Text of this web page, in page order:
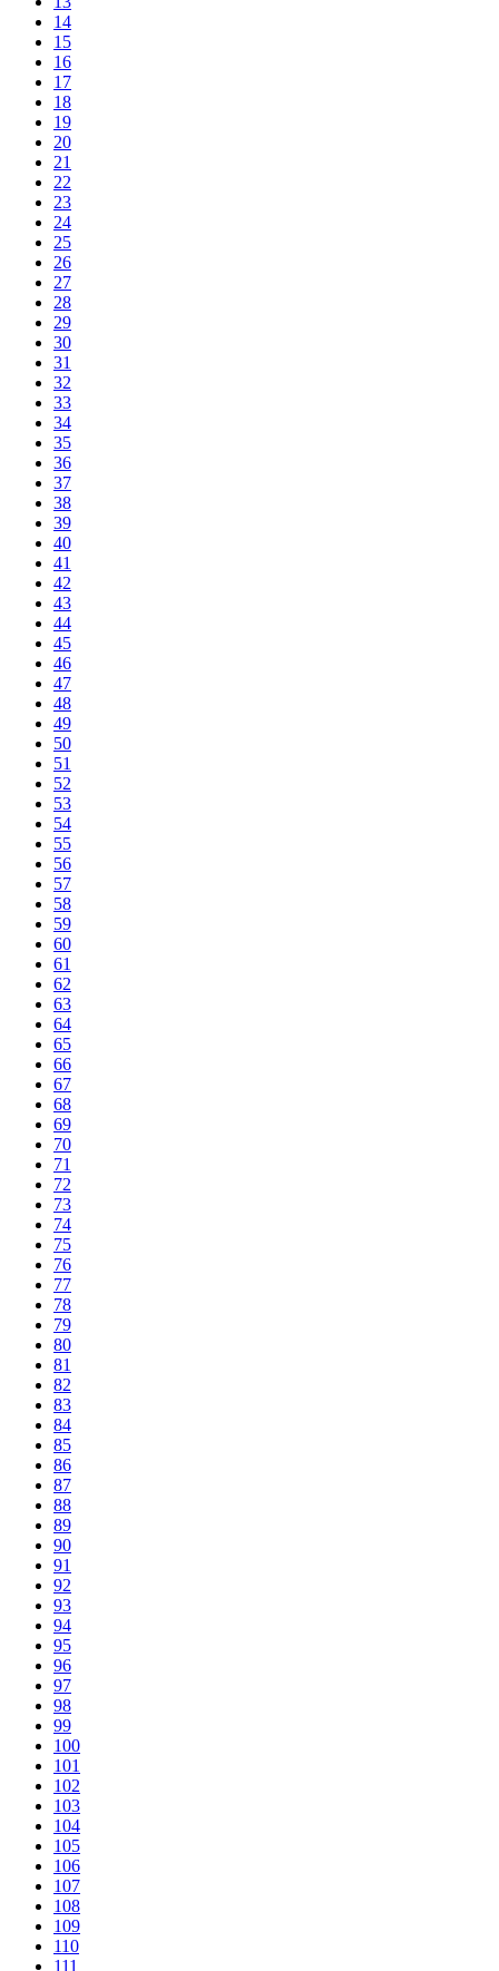
14
15
16
17
18
19
20
21
22
23
24
25
26
27
28
29
30
31
32
33
34
35
36
37
38
39
40
41
42
43
44
45
46
47
48
49
50
51
52
53
54
55
56
57
58
59
60
61
62
63
64
65
66
67
68
69
70
71
72
73
74
75
76
77
78
79
80
81
82
83
84
85
86
87
88
89
90
91
92
93
94
95
96
97
98
99
100
101
102
103
104
105
106
107
108
109
110
111